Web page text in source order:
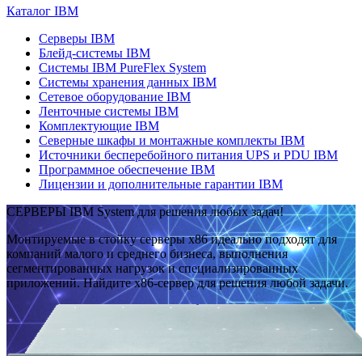
Каталог IBM
Серверы IBM
Блейд-системы IBM
Системы IBM PureFlex System
Системы хранения данных IBM
Сетевое оборудование IBM
Ленточные системы IBM
Комплектующие IBM
Северные шкафы и монтажные комплекты IBM
Источники бесперебойного питания UPS и PDU IBM
Программное обеспечение IBM
Лицензии и дополнительные гарантии IBM
СЕРВЕРЫ IBM System для решения любых задач!
Монтируемые в стойку серверы x86 идеально подходят для
компаний малого и среднего бизнеса, выполнения
сегментированных нагрузок и специализированных
приложений. Найдите x86-сервер для решения любой задачи.